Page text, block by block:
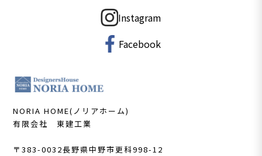
Instagram
Facebook
NORIA HOME(ノリアホーム)
有限会社 東建工業
〒383-0032長野県中野市更科998-12